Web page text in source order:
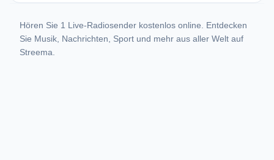
Hören Sie 1 Live-Radiosender kostenlos online. Entdecken
Sie Musik, Nachrichten, Sport und mehr aus aller Welt auf
Streema.